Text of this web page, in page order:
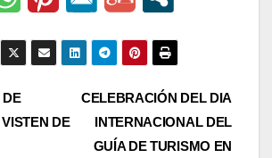
CELEBRACIÓN DEL DIA
INTERNACIONAL DEL
GUÍA DE TURISMO EN
DE
DE